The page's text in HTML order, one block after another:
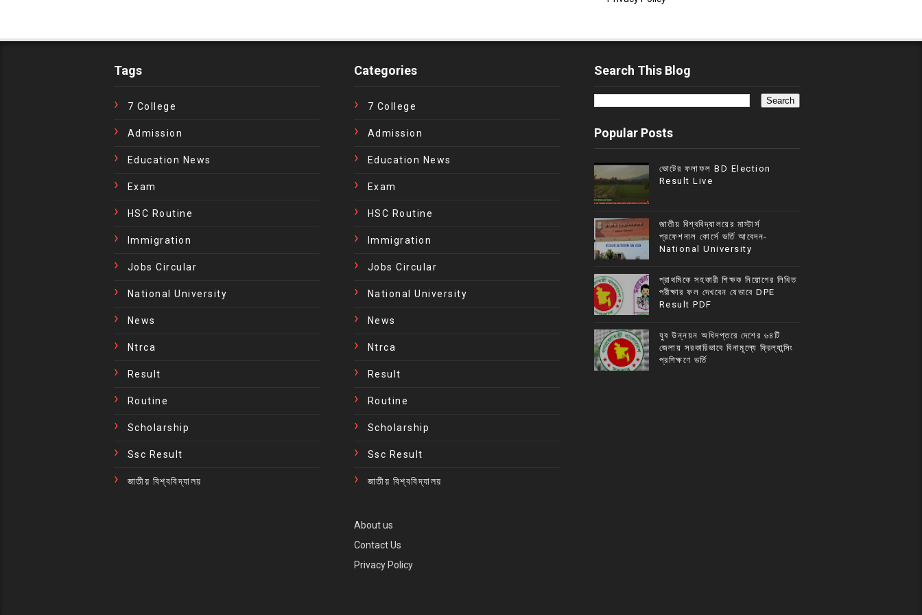
Tags
7 College
Admission
Education News
Exam
HSC Routine
Immigration
Jobs Circular
National University
News
Ntrca
Result
Routine
Scholarship
Ssc Result
জাতীয় বিশ্ববিদ্যালয়
Categories
7 College
Admission
Education News
Exam
HSC Routine
Immigration
Jobs Circular
National University
News
Ntrca
Result
Routine
Scholarship
Ssc Result
জাতীয় বিশ্ববিদ্যালয়
About us
Contact Us
Privacy Policy
Search This Blog
Popular Posts
ভোটের ফলাফল BD Election
Result Live
জাতীয় বিশ্ববিদ্যালয়ের মাস্টার্স
প্রফেশনাল কোর্সে ভর্তি আবেদন-
National University
প্রাথমিকে সহকারী শিক্ষক নিয়োগের লিখিত
পরীক্ষার ফল দেখবেন যেভাবে DPE
Result PDF
যুব উন্নয়ন অধিদপ্তরে দেশের ৬৪টি
জেলায় সরকারিভাবে বিনামূল্যে ফ্রিল্যান্সিং
প্রশিক্ষণে ভর্তি